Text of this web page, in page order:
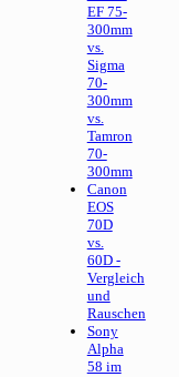
EF 75-
300mm
vs.
Sigma
70-
300mm
vs.
Tamron
70-
300mm
Canon
EOS
70D
vs.
60D -
Vergleich
und
Rauschen
Sony
Alpha
58 im